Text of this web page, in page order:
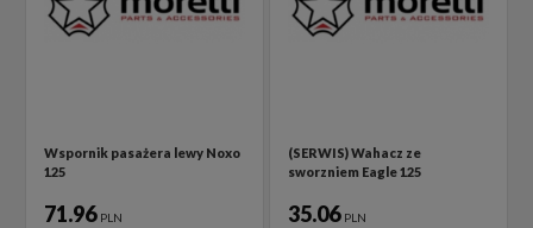
Wspornik pasażera lewy Noxo
125
71.96 PLN
(SERWIS) Wahacz ze
sworzniem Eagle 125
35.06 PLN